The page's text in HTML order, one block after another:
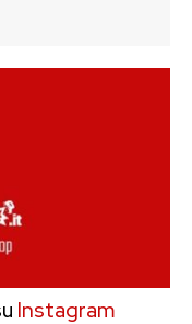
Instagram